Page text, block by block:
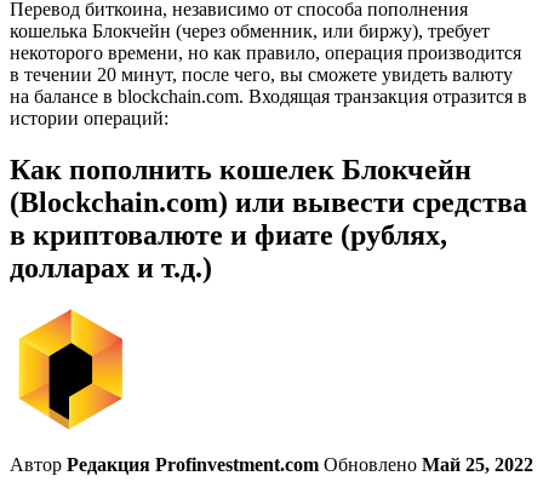
Перевод биткоина, независимо от способа пополнения
кошелька Блокчейн (через обменник, или биржу), требует
некоторого времени, но как правило, операция производится
в течении 20 минут, после чего, вы сможете увидеть валюту
на балансе в blockchain.com. Входящая транзакция отразится в
истории операций:
Как пополнить кошелек Блокчейн
(Blockchain.com) или вывести средства
в криптовалюте и фиате (рублях,
долларах и т.д.)
Автор Редакция Profinvestment.com Обновлено Май 25, 2022